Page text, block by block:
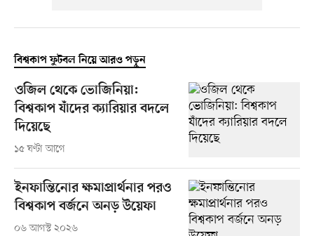
বিশ্বকাপ ফুটবল নিয়ে আরও পড়ুন
ওজিল থেকে ভোজিনিয়া:
বিশ্বকাপ যাঁদের ক্যারিয়ার বদলে
দিয়েছে
১৫ ঘণ্টা আগে
ইনফান্তিনোর ক্ষমাপ্রার্থনার পরও
বিশ্বকাপ বর্জনে অনড় উয়েফা
০৬ আগস্ট ২০২৬